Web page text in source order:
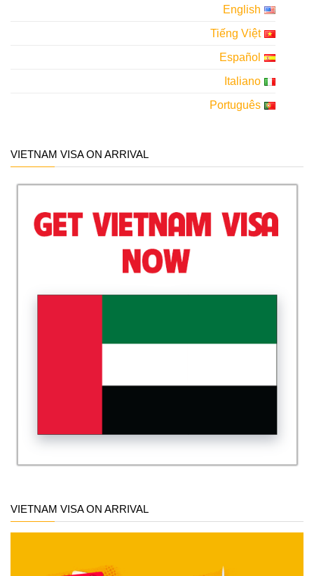
English
Tiếng Việt
Español
Italiano
Português
VIETNAM VISA ON ARRIVAL
VIETNAM VISA ON ARRIVAL